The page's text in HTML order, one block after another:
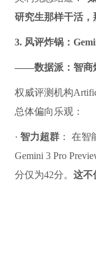
研究生那样干活，
3. 风评炸锅：
——数据派：智商
权威评测机构
总体偏向乐观：
· 智力超群： 在智
Gemini 3 Pro
分仅为42分。 这不